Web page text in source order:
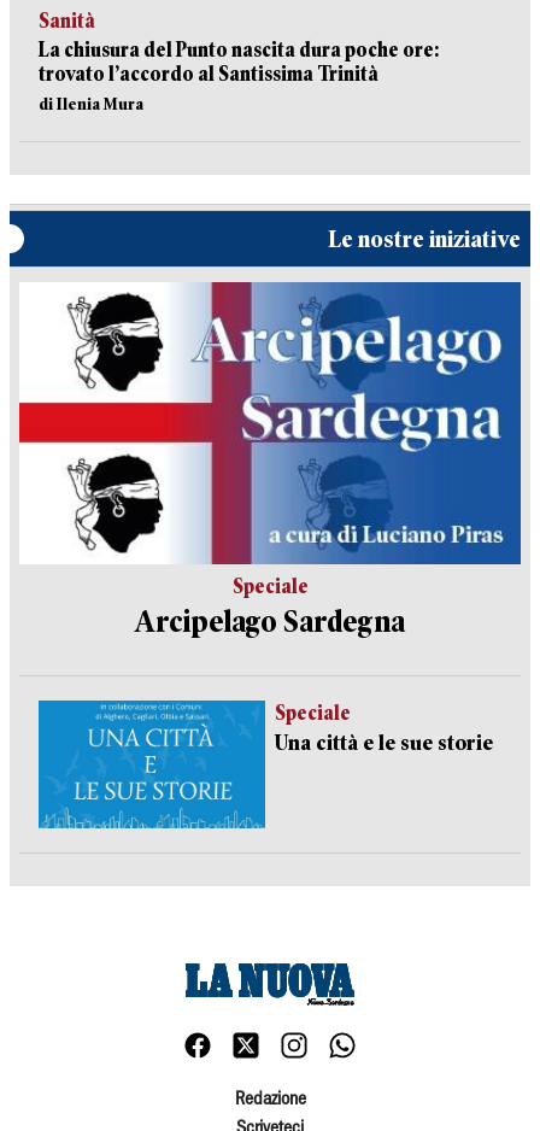
Sanità
La chiusura del Punto nascita dura poche ore:
trovato l’accordo al Santissima Trinità
di Ilenia Mura
Le nostre iniziative
Speciale
Arcipelago Sardegna
Speciale
Una città e le sue storie
Redazione